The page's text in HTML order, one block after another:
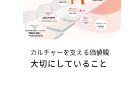
カルチャーを支える価値観
大切にしていること